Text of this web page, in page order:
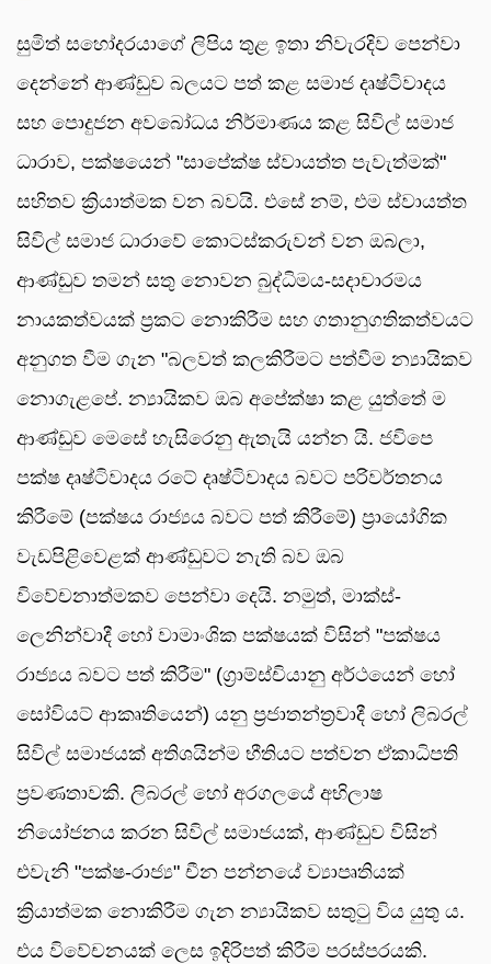
සුමිත් සහෝදරයාගේ ලිපිය තුළ ඉතා නිවැරදිව පෙන්වා
දෙන්නේ ආණ්ඩුව බලයට පත් කළ සමාජ දෘෂ්ටිවාදය
සහ පොදුජන අවබෝධය නිර්මාණය කළ සිවිල් සමාජ
ධාරාව, පක්ෂයෙන් "සාපේක්ෂ ස්වායත්ත පැවැත්මක්"
සහිතව ක්‍රියාත්මක වන බවයි. එසේ නම්, එම ස්වායත්ත
සිවිල් සමාජ ධාරාවේ කොටස්කරුවන් වන ඔබලා,
ආණ්ඩුව තමන් සතු නොවන බුද්ධිමය-සදාචාරමය
නායකත්වයක් ප්‍රකට නොකිරීම සහ ගතානුගතිකත්වයට
අනුගත වීම ගැන "බලවත් කලකිරීමට පත්වීම න්‍යායිකව
නොගැළපේ. න්‍යායිකව ඔබ අපේක්ෂා කළ යුත්තේ ම
ආණ්ඩුව මෙසේ හැසිරෙනු ඇතැයි යන්න යි. ජවිපෙ
පක්ෂ දෘෂ්ටිවාදය රටේ දෘෂ්ටිවාදය බවට පරිවර්තනය
කිරීමේ (පක්ෂය රාජ්‍යය බවට පත් කිරීමේ) ප්‍රායෝගික
වැඩපිළිවෙළක් ආණ්ඩුවට නැති බව ඔබ
විවේචනාත්මකව පෙන්වා දෙයි. නමුත්, මාක්ස්-
ලෙනින්වාදී හෝ වාමාංශික පක්ෂයක් විසින් "පක්ෂය
රාජ්‍යය බවට පත් කිරීම" (ග්‍රාම්ස්චියානු අර්ථයෙන් හෝ
සෝවියට් ආකෘතියෙන්) යනු ප්‍රජාතන්ත්‍රවාදී හෝ ලිබරල්
සිවිල් සමාජයක් අතිශයින්ම භීතියට පත්වන ඒකාධිපති
ප්‍රවණතාවකි. ලිබරල් හෝ අරගලයේ අභිලාෂ
නියෝජනය කරන සිවිල් සමාජයක්, ආණ්ඩුව විසින්
එවැනි "පක්ෂ-රාජ්‍ය" චීන පන්නයේ ව්‍යාපෘතියක්
ක්‍රියාත්මක නොකිරීම ගැන න්‍යායිකව සතුටු විය යුතු ය.
එය විවේචනයක් ලෙස ඉදිරිපත් කිරීම පරස්පරයකි.